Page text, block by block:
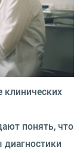
клинических
понять, что